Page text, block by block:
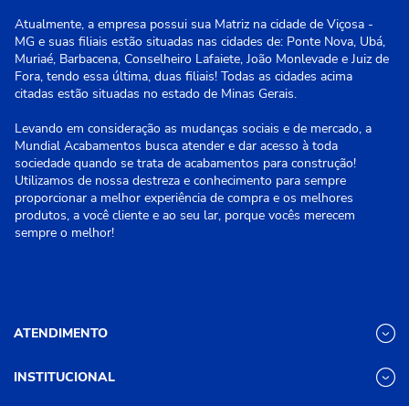
Atualmente, a empresa possui sua Matriz na cidade de Viçosa -
MG e suas filiais estão situadas nas cidades de: Ponte Nova, Ubá,
Muriaé, Barbacena, Conselheiro Lafaiete, João Monlevade e Juiz de
Fora, tendo essa última, duas filiais! Todas as cidades acima
citadas estão situadas no estado de Minas Gerais.
Levando em consideração as mudanças sociais e de mercado, a
Mundial Acabamentos busca atender e dar acesso à toda
sociedade quando se trata de acabamentos para construção!
Utilizamos de nossa destreza e conhecimento para sempre
proporcionar a melhor experiência de compra e os melhores
produtos, a você cliente e ao seu lar, porque vocês merecem
sempre o melhor!
ATENDIMENTO
INSTITUCIONAL